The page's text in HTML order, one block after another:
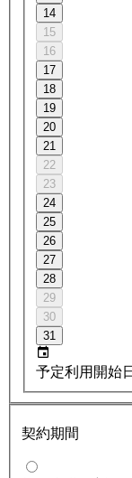
14
15
16
17
18
19
20
21
22
23
24
25
26
27
28
29
30
31
予定利用開始
契約期間